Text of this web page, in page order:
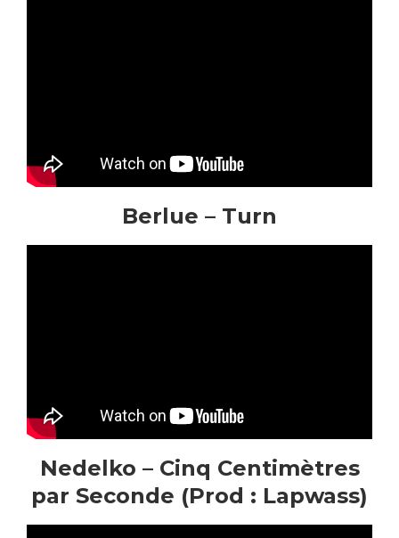
Berlue – Turn
Nedelko – Cinq Centimètres
par Seconde (Prod : Lapwass)